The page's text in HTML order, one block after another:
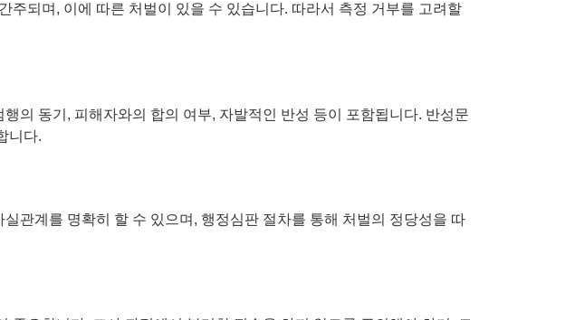
되며, 이에 따른 처벌이 있을 수 있습니다. 따라서 측정 거부를 고려할
의 동기, 피해자와의 합의 여부, 자발적인 반성 등이 포함됩니다. 반성문
니다.
관계를 명확히 할 수 있으며, 행정심판 절차를 통해 처벌의 정당성을 따